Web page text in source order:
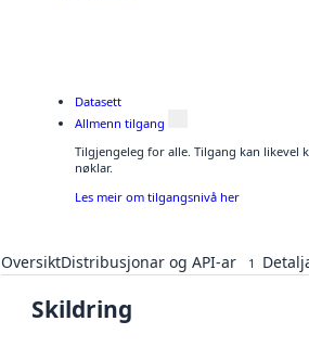
Datasett
Allmenn tilgang
Tilgjengeleg for alle. Tilgang kan likevel
nøklar.
Les meir om tilgangsnivå her
OversiktDistribusjonar og API-ar 1
Skildring